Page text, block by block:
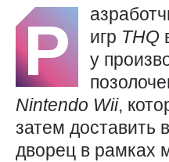
Р
игр THQ
у
Nintendo Wii,
затем доставить
дворец в рамках